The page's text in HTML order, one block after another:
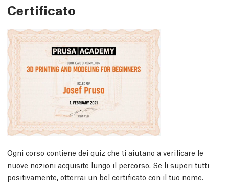
Certificato
Ogni corso contiene dei quiz che ti aiutano a verificare le
nuove nozioni acquisite lungo il percorso. Se li superi tutti
positivamente, otterrai un bel certificato con il tuo nome.